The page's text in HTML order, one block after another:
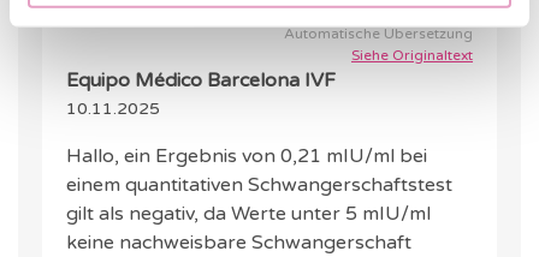
Automatische Übersetzung
Siehe Originaltext
Equipo Médico Barcelona IVF
10.11.2025
Hallo, ein Ergebnis von 0,21 mIU/ml bei
einem quantitativen Schwangerschaftstest
gilt als negativ, da Werte unter 5 mIU/ml
keine nachweisbare Schwangerschaft